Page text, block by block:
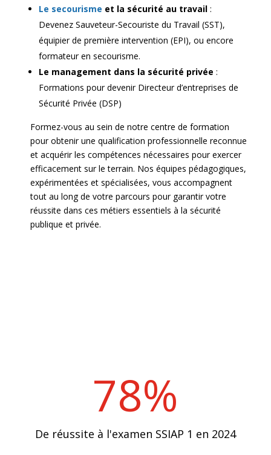
Le secourisme et la sécurité au travail:
Devenez Sauveteur-Secouriste du Travail (SST),
équipier de première intervention (EPI), ou encore
formateur en secourisme.
Le management dans la sécurité privée :
Formations pour devenir Directeur d’entreprises de
Sécurité Privée (DSP)
Formez-vous au sein de notre centre de formation
pour obtenir une qualification professionnelle reconnue
et acquérir les compétences nécessaires pour exercer
efficacement sur le terrain. Nos équipes pédagogiques,
expérimentées et spécialisées, vous accompagnent
tout au long de votre parcours pour garantir votre
réussite dans ces métiers essentiels à la sécurité
publique et privée.
78%
De réussite à l'examen SSIAP 1 en 2024